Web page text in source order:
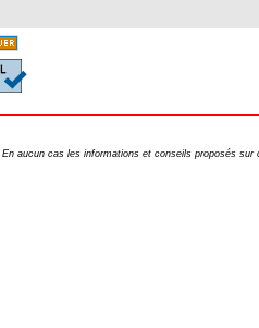
En aucun cas les informations et conseils proposés